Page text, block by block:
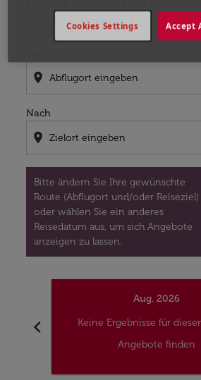
nach Phnom Penh
location_on
Nach
location_on
Bitte ändern Sie Ihre gewünschte
Route (Abflugort und/oder Reiseziel)
oder wählen Sie ein anderes
Reisedatum aus, um sich Angebote
anzeigen zu lassen.
chevron_left
Aug. 2026
Keine Ergebnisse für
Angebote finden
Accept
Cookies Settings